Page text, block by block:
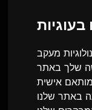
מעקב
שלך באתר
מותאם אישית
באתר שלנו